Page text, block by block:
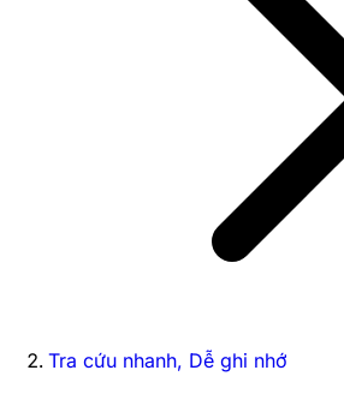
Tra cứu nhanh, Dễ ghi nhớ